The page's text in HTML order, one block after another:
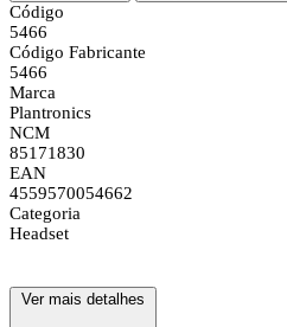
Código
5466
Código Fabricante
5466
Marca
Plantronics
NCM
85171830
EAN
4559570054662
Categoria
Headset
Ver mais detalhes